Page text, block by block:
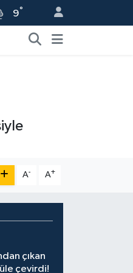
9°
A- A+
çıkan
çevirdi!